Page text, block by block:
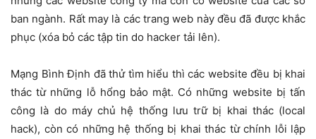
ban ngành. Rất may là các trang web này đều đã được khắc
phục (xóa bỏ các tập tin do hacker tải lên).
Mạng Bình Định đã thử tìm hiểu thì các website đều bị khai
thác từ những lỗ hổng bảo mật. Có những website bị tấn
công là do máy chủ hệ thống lưu trữ bị khai thác (local
hack), còn có những hệ thống bị khai thác từ chính lỗi lập